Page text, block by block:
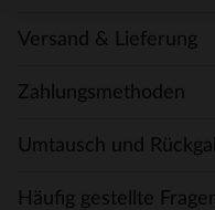
Versand & Lieferung
Zahlungsmethoden
Umtausch und
Häufig gestellte